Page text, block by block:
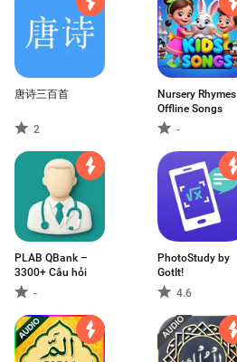
唐诗三百首
2
Nursery Rhymes
Offline Songs
-
PLAB QBank –
3300+ Câu hỏi
-
PhotoStudy by
GotIt!
4.6